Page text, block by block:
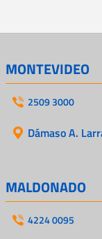
MONTEVIDEO
2509 3000
Dámaso A.
MALDONADO
4224 0095